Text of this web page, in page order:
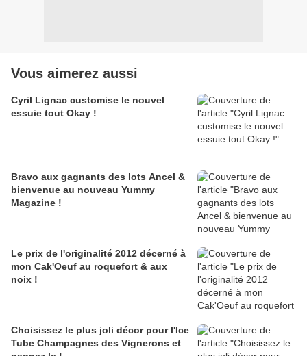
Vous aimerez aussi
Cyril Lignac customise le nouvel
essuie tout Okay !
Bravo aux gagnants des lots Ancel &
bienvenue au nouveau Yummy
Magazine !
Le prix de l'originalité 2012 décerné à
mon Cak'Oeuf au roquefort & aux
noix !
Choisissez le plus joli décor pour l'Ice
Tube Champagnes des Vignerons et